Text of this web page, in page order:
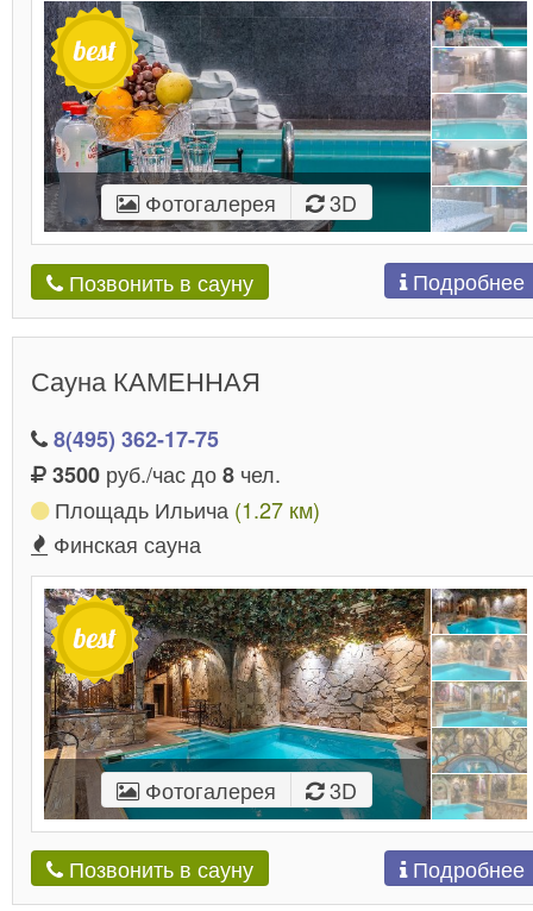
Фотогалерея 3D
Позвонить в сауну Подробнее
Сауна КАМЕННАЯ
8(495) 362-17-75
3500 руб./час до8 чел.
Площадь Ильича (1.27 км)
Финская сауна
Фотогалерея 3D
Позвонить в сауну Подробнее